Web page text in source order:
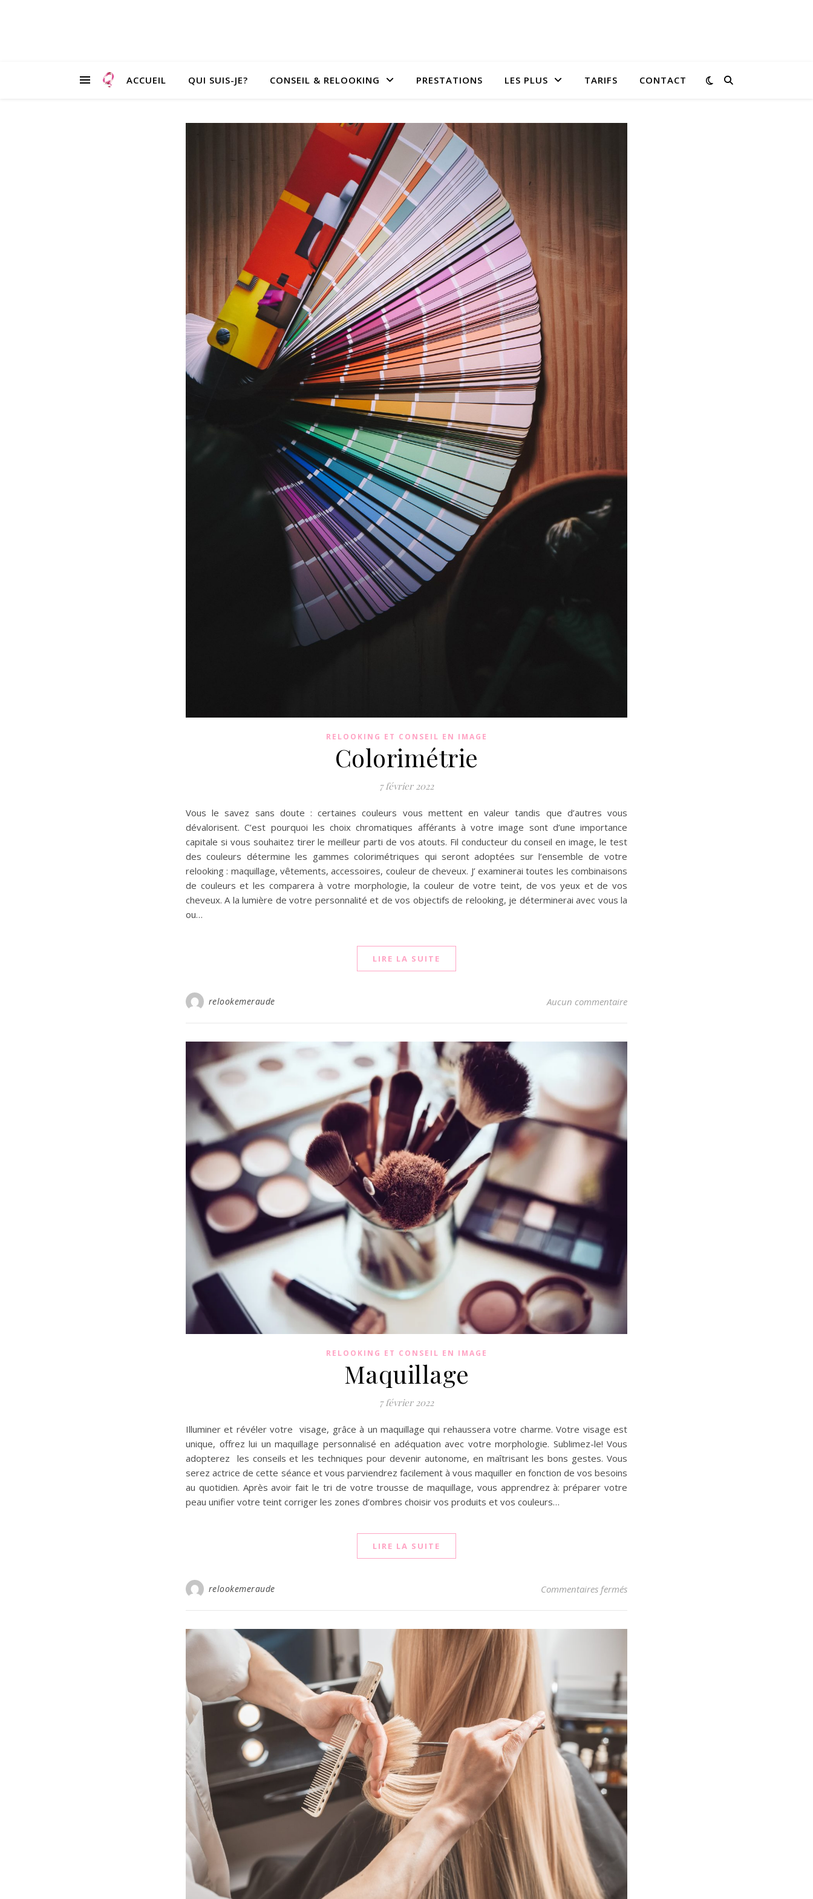
ACCUEIL QUI SUIS-JE? CONSEIL & RELOOKING PRESTATIONS LES PLUS TARIFS CONTACT
RELOOKING ET CONSEIL EN IMAGE
Colorimétrie
7 février 2022
Vous le savez sans doute : certaines couleurs vous mettent en valeur tandis que d’autres vous
dévalorisent. C’est pourquoi les choix chromatiques afférants à votre image sont d’une importance
capitale si vous souhaitez tirer le meilleur parti de vos atouts. Fil conducteur du conseil en image, le test
des couleurs détermine les gammes colorimétriques qui seront adoptées sur l’ensemble de votre
relooking : maquillage, vêtements, accessoires, couleur de cheveux. J’ examinerai toutes les combinaisons
de couleurs et les comparera à votre morphologie, la couleur de votre teint, de vos yeux et de vos
cheveux. A la lumière de votre personnalité et de vos objectifs de relooking, je déterminerai avec vous la
ou…
LIRE LA SUITE
relookemeraude Aucun commentaire
RELOOKING ET CONSEIL EN IMAGE
Maquillage
7 février 2022
Illuminer et révéler votre visage, grâce à un maquillage qui rehaussera votre charme. Votre visage est
unique, offrez lui un maquillage personnalisé en adéquation avec votre morphologie. Sublimez-le! Vous
adopterez les conseils et les techniques pour devenir autonome, en maîtrisant les bons gestes. Vous
serez actrice de cette séance et vous parviendrez facilement à vous maquiller en fonction de vos besoins
au quotidien. Après avoir fait le tri de votre trousse de maquillage, vous apprendrez à: préparer votre
peau unifier votre teint corriger les zones d’ombres choisir vos produits et vos couleurs…
LIRE LA SUITE
relookemeraude Commentaires fermés